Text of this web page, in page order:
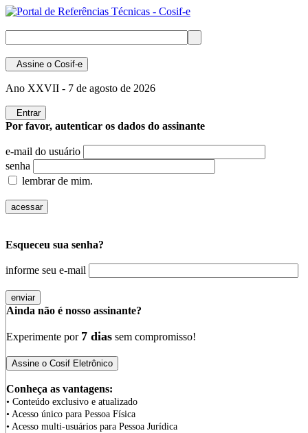
Assine o Cosif-e
Ano XXVII - 7 de agosto de 2026
Entrar
Por favor, autenticar os dados do assinante
e-mail do usuário
senha
lembrar de mim.
Esqueceu sua senha?
informe seu e-mail
Ainda não é nosso assinante?
Experimente por 7 dias sem compromisso!
Conheça as vantagens:
• Conteúdo exclusivo e atualizado
• Acesso único para Pessoa Física
• Acesso multi-usuários para Pessoa Jurídica